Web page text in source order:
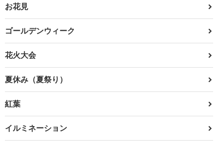
お花見
ゴールデンウィーク
花火大会
夏休み（夏祭り）
紅葉
イルミネーション